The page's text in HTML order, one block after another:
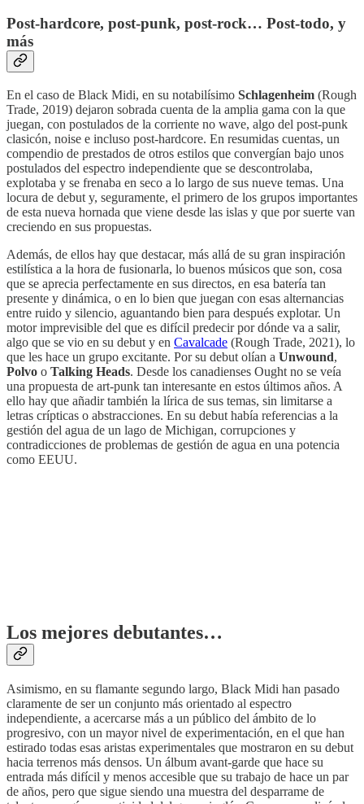
Post-hardcore, post-punk, post-rock… Post-todo, y
más
En el caso de Black Midi, en su notabilísimo Schlagenheim (Rough
Trade, 2019) dejaron sobrada cuenta de la amplia gama con la que
juegan, con postulados de la corriente no wave, algo del post-punk
clasicón, noise e incluso post-hardcore. En resumidas cuentas, un
compendio de prestados de otros estilos que convergían bajo unos
postulados del espectro independiente que se descontrolaba,
explotaba y se frenaba en seco a lo largo de sus nueve temas. Una
locura de debut y, seguramente, el primero de los grupos importantes
de esta nueva hornada que viene desde las islas y que por suerte van
creciendo en sus propuestas.
Además, de ellos hay que destacar, más allá de su gran inspiración
estilística a la hora de fusionarla, lo buenos músicos que son, cosa
que se aprecia perfectamente en sus directos, en esa batería tan
presente y dinámica, o en lo bien que juegan con esas alternancias
entre ruido y silencio, aguantando bien para después explotar. Un
motor imprevisible del que es difícil predecir por dónde va a salir,
algo que se vio en su debut y en Cavalcade (Rough Trade, 2021), lo
que les hace un grupo excitante. Por su debut olían a Unwound,
Polvo o Talking Heads. Desde los canadienses Ought no se veía
una propuesta de art-punk tan interesante en estos últimos años. A
ello hay que añadir también la lírica de sus temas, sin limitarse a
letras crípticas o abstracciones. En su debut había referencias a la
gestión del agua de un lago de Michigan, corrupciones y
contradicciones de problemas de gestión de agua en una potencia
como EEUU.
Los mejores debutantes…
Asimismo, en su flamante segundo largo, Black Midi han pasado
claramente de ser un conjunto más orientado al espectro
independiente, a acercarse más a un público del ámbito de lo
progresivo, con un mayor nivel de experimentación, en el que han
estirado todas esas aristas experimentales que mostraron en su debut
hacia terrenos más densos. Un álbum avant-garde que hace su
entrada más difícil y menos accesible que su trabajo de hace un par
de años, pero que sigue siendo una muestra del desparrame de